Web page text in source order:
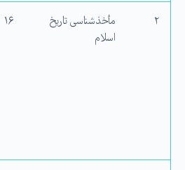
۲
مأخذشناسی تاریخ
اسلام
۱۶